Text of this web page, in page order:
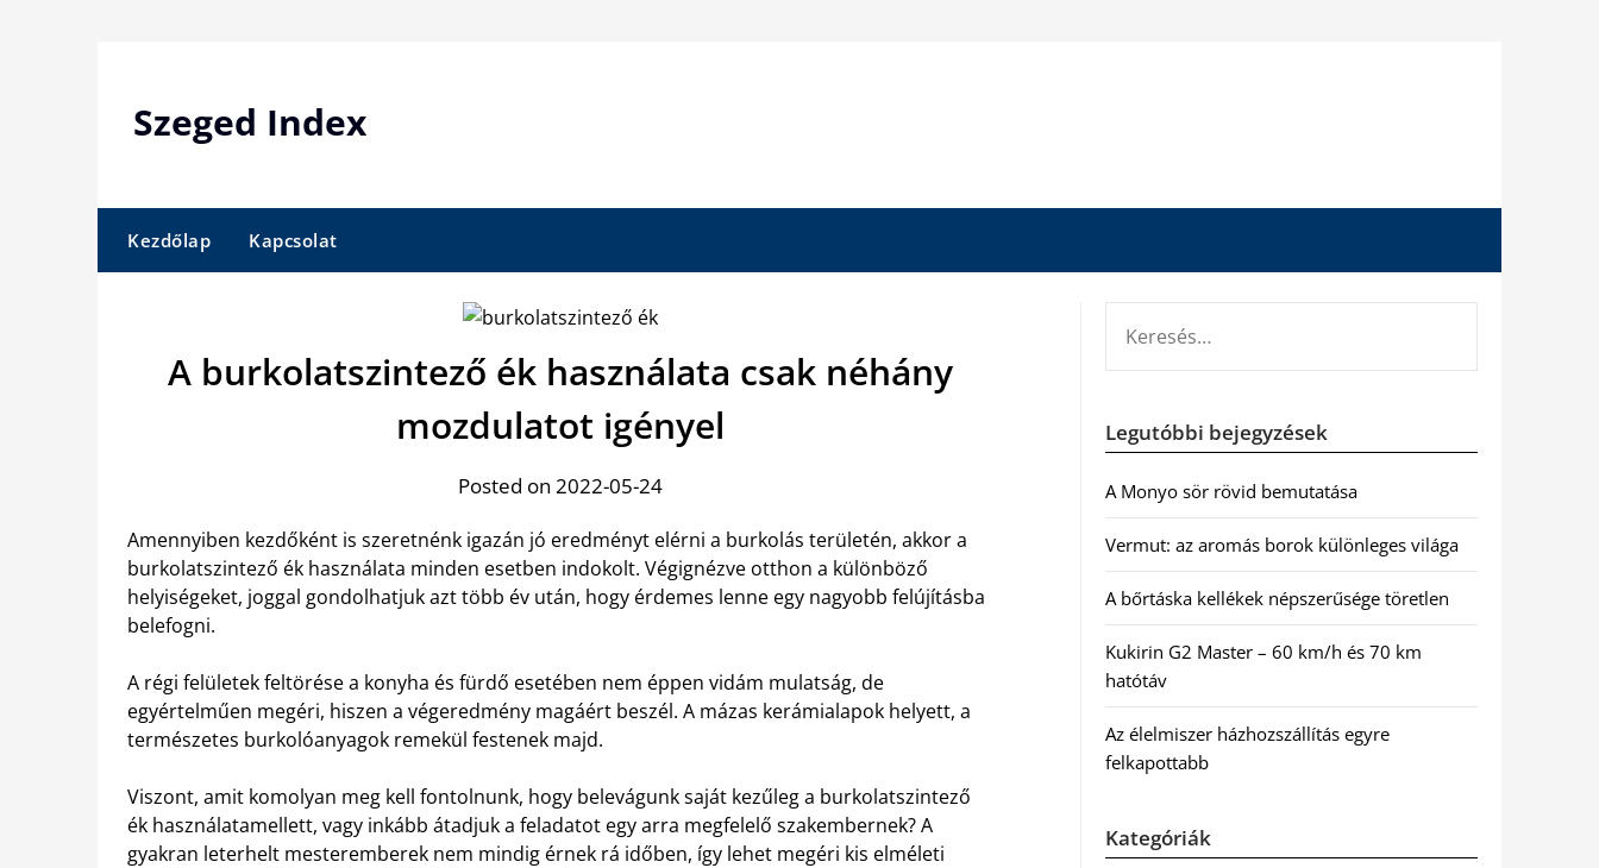
Szeged Index
Kezdőlap Kapcsolat
A burkolatszintező ék használata csak néhány
mozdulatot igényel
Posted on 2022-05-24
Amennyiben kezdőként is szeretnénk igazán jó eredményt elérni a burkolás területén, akkor a
burkolatszintező ék használata minden esetben indokolt. Végignézve otthon a különböző
helyiségeket, joggal gondolhatjuk azt több év után, hogy érdemes lenne egy nagyobb felújításba
belefogni.
A régi felületek feltörése a konyha és fürdő esetében nem éppen vidám mulatság, de
egyértelműen megéri, hiszen a végeredmény magáért beszél. A mázas kerámialapok helyett, a
természetes burkolóanyagok remekül festenek majd.
Viszont, amit komolyan meg kell fontolnunk, hogy belevágunk saját kezűleg a burkolatszintező
ék használatamellett, vagy inkább átadjuk a feladatot egy arra megfelelő szakembernek? A
gyakran leterhelt mesteremberek nem mindig érnek rá időben, így lehet megéri kis elméleti
Legutóbbi bejegyzések
A Monyo sör rövid bemutatása
Vermut: az aromás borok különleges világa
A bőrtáska kellékek népszerűsége töretlen
Kukirin G2 Master – 60 km/h és 70 km
hatótáv
Az élelmiszer házhozszállítás egyre
felkapottabb
Kategóriák